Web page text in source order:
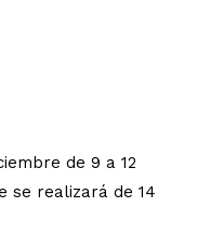
de 9 a 12
se realizará de 14